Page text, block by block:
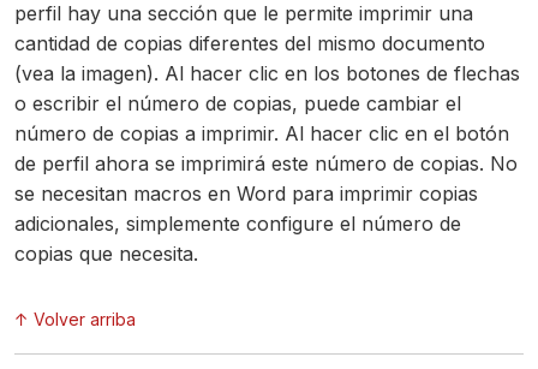
perfil hay una sección que le permite imprimir una
cantidad de copias diferentes del mismo documento
(vea la imagen). Al hacer clic en los botones de flechas
o escribir el número de copias, puede cambiar el
número de copias a imprimir. Al hacer clic en el botón
de perfil ahora se imprimirá este número de copias. No
se necesitan macros en Word para imprimir copias
adicionales, simplemente configure el número de
copias que necesita.
↑ Volver arriba